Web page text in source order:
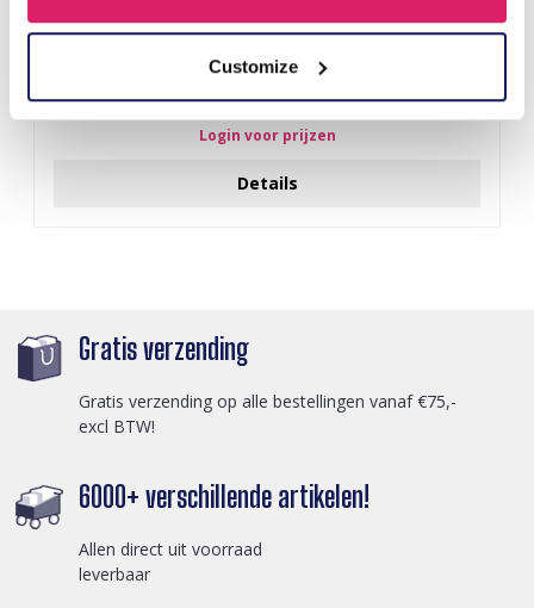
Customize
Login voor prijzen
Details
Gratis verzending
Gratis verzending op alle bestellingen vanaf €75,-
excl BTW!
6000+ verschillende artikelen!
Allen direct uit voorraad
leverbaar